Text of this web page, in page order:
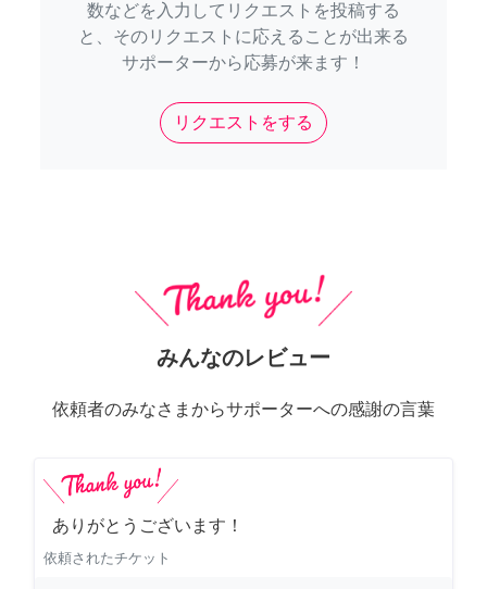
数などを入力してリクエストを投稿する
と、そのリクエストに応えることが出来る
サポーターから応募が来ます！
リクエストをする
みんなのレビュー
依頼者のみなさまからサポーターへの感謝の言葉
ありがとうございます！
依頼されたチケット